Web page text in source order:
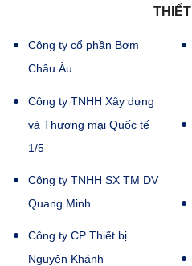
THIẾT
Công ty cổ phần Bơm
Châu Âu
Công ty TNHH Xây dựng
và Thương mại Quốc tế
1/5
Công ty TNHH SX TM DV
Quang Minh
Công ty CP Thiết bị
Nguyên Khánh